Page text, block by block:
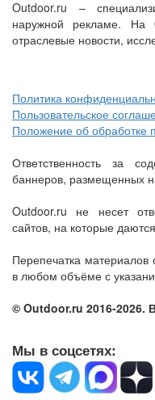
Outdoor.ru –
наружной рекламе. На
отраслевые новости,
Политика
Пользовательское
Положение об обработке
Ответственность за
баннеров, размещенных
Outdoor.ru не несет
сайтов, на которые
Перепечатка
в любом объёме с
© Outdoor.ru 2016-2026.
Мы в соцсетях: